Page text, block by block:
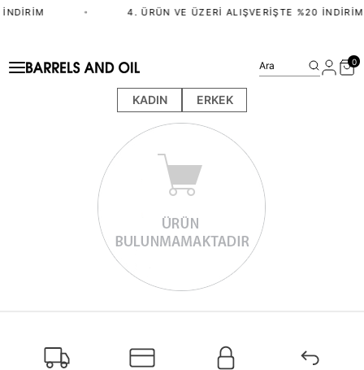
• 4. ÜRÜN VE ÜZERI ALIŞVERIŞTE %20 İNDIRIM
KADIN ERKEK
Ara 0